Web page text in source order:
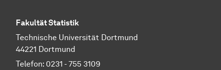
Fakultät Statistik
Technische Universität Dortmund
44221 Dortmund
Telefon: 0231 - 755 3109